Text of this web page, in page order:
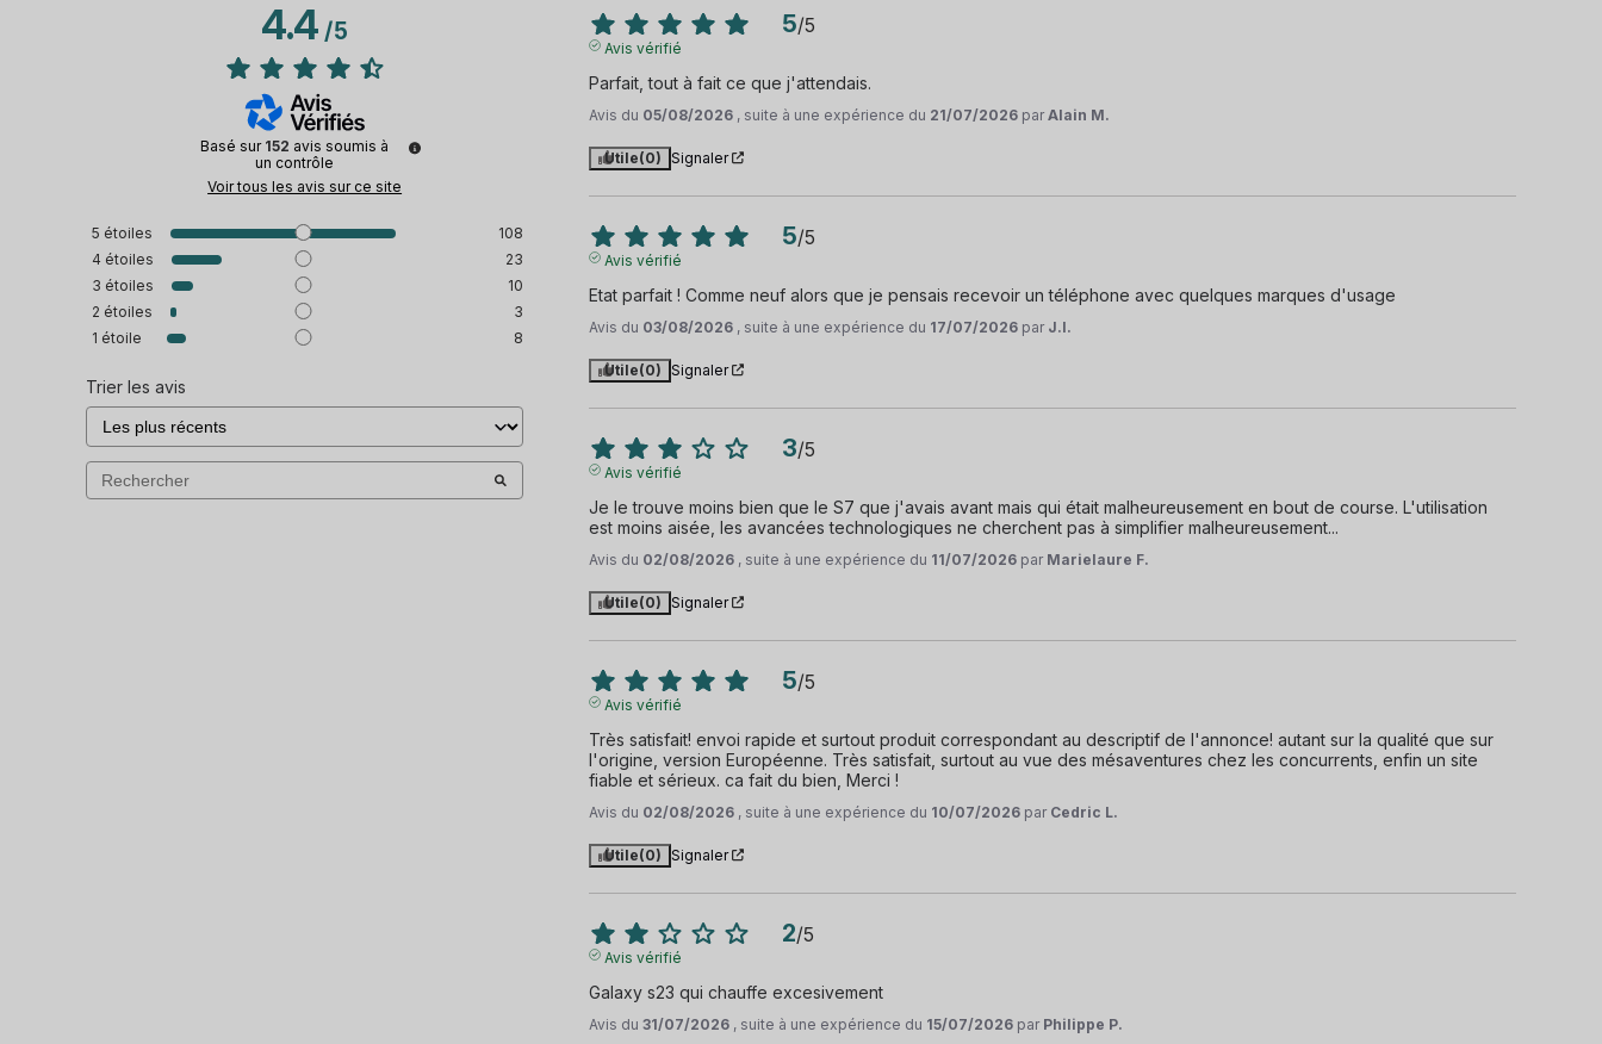
4.4/5
Basé sur 152 avis soumis à
un contrôle
Voir tous les avis sur ce site
5 étoiles
108
4 étoiles
23
3 étoiles
10
2 étoiles
3
1 étoile 8
Trier les avis
5/5
Avis vérifié
Parfait, tout à fait ce que j'attendais.
Avis du 05/08/2026 , suite à une expérience du 21/07/2026 parAlain M.
Utile(0) Signaler
5/5
Avis vérifié
Etat parfait ! Comme neuf alors que je pensais recevoir un téléphone avec quelques marques d'usage
Avis du 03/08/2026 , suite à une expérience du 17/07/2026 par J.I.
Utile(0) Signaler
3/5
Avis vérifié
Je le trouve moins bien que le S7 que j'avais avant mais qui était malheureusement en bout de course. L'utilisation
est moins aisée, les avancées technologiques ne cherchent pas à simplifier malheureusement...
Avis du 02/08/2026 , suite à une expérience du 11/07/2026 par Marielaure F.
Utile(0) Signaler
5/5
Avis vérifié
Très satisfait! envoi rapide et surtout produit correspondant au descriptif de l'annonce! autant sur la qualité que sur
l'origine, version Européenne. Très satisfait, surtout au vue des mésaventures chez les concurrents, enfin un site
fiable et sérieux. ca fait du bien, Merci !
Avis du 02/08/2026 , suite à une expérience du 10/07/2026 par Cedric L.
Utile(0) Signaler
2/5
Avis vérifié
Galaxy s23 qui chauffe excesivement
Avis du31/07/2026 , suite à une expérience du 15/07/2026 par Philippe P.